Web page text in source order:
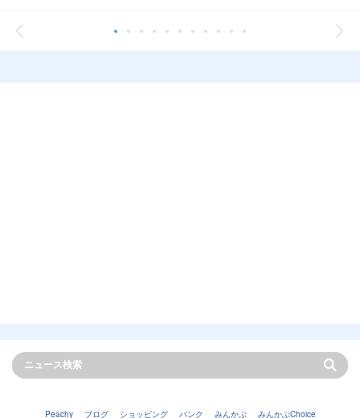
Peachy ブログ ショッピング バンク みんかぶ みんかぶChoice